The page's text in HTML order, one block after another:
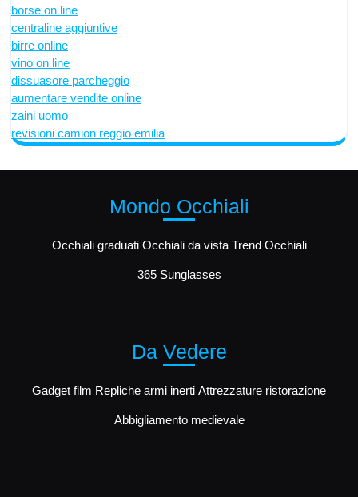
borse on line
centraline aggiuntive
birre online
vino on line
dissuasore parcheggio
aumentare vendite online
zaini uomo
revisioni camion reggio emilia
Mondo Occhiali
Occhiali graduati Occhiali da vista Trend Occhiali
365 Sunglasses
Da Vedere
Gadget film Repliche armi inerti Attrezzature ristorazione
Abbigliamento medievale